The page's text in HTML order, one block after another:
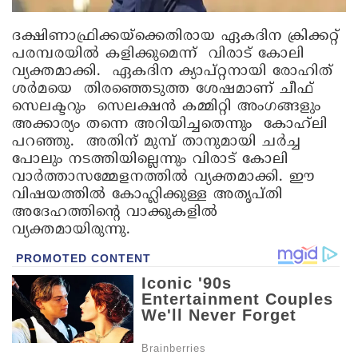
ദക്ഷിണാഫ്രിക്കയ്‌ക്കെതിരായ ഏകദിന ക്രിക്കറ്റ്
പരമ്പരയില്‍ കളിക്കുമെന്ന് വിരാട് കോലി
വ്യക്തമാക്കി. ഏകദിന ക്യാപ്റ്റനായി രോഹിത്
ശര്‍മയെ തിരഞ്ഞെടുത്ത ശേഷമാണ് ചീഫ്
സെലക്ടറും സെലക്ഷന്‍ കമ്മിറ്റി അംഗങ്ങളും
അക്കാര്യം തന്നെ അറിയിച്ചതെന്നും കോഹ്‍ലി
പറഞ്ഞു. അതിന് മുമ്പ് താനുമായി ചര്‍ച്ച
പോലും നടത്തിയില്ലെന്നും വിരാട് കോലി
വാർത്താസമ്മേളനത്തിൽ വ്യക്തമാക്കി. ഈ
വിഷയത്തില്‍ കോഹ്ലിക്കുള്ള അതൃപ്തി
അദേഹത്തിന്‍റെ വാക്കുകളില്‍
വ്യക്തമായിരുന്നു.